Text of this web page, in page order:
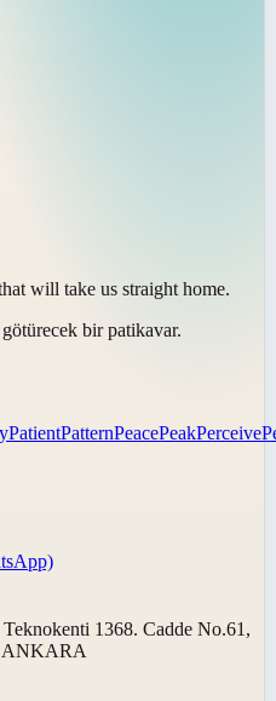
will take us straight home.
bir patikavar.
PatientPatternPeacePeakPerceive
1368. Cadde No.61,
ANKARA